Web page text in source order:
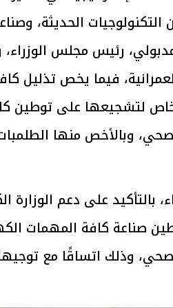
الحديثة،
رئيس مجلس
فيما يخص تذليل
لتشجيعها على توطين
وبالأخص منها
بالتأكيد على دعم
صناعة كافة المهمات
وذلك اتساقًا مع
التوجيهات الرئاسية بطرح وحدات
سكنية بالإيجار للمواطنين